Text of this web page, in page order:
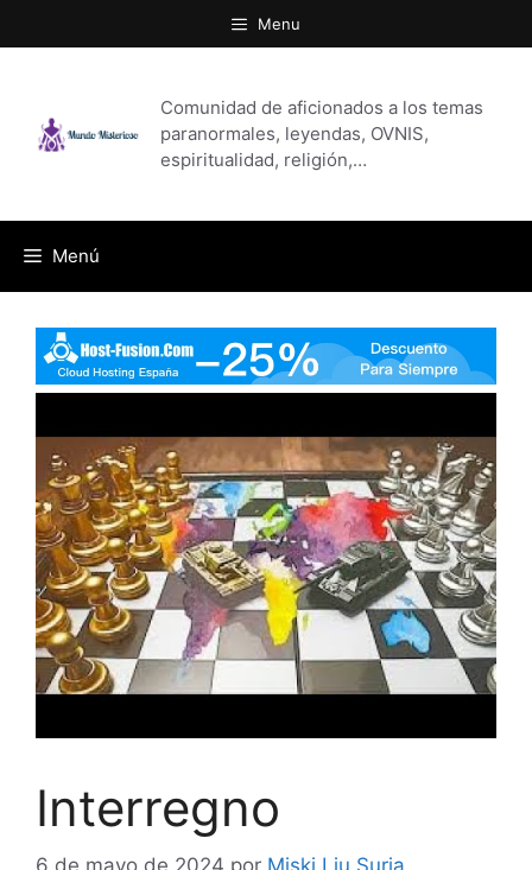
al
Menu
Comunidad de aficionados a los temas
paranormales, leyendas, OVNIS,
espiritualidad, religión,…
Menú
Interregno